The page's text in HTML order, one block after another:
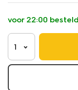
180x200%2F210cm-
5190160.html
voor 22:00
1